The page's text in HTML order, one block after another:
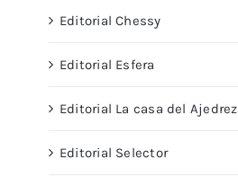
Editorial Chessy
Editorial Esfera
Editorial La casa del Ajedrez
Editorial Selector